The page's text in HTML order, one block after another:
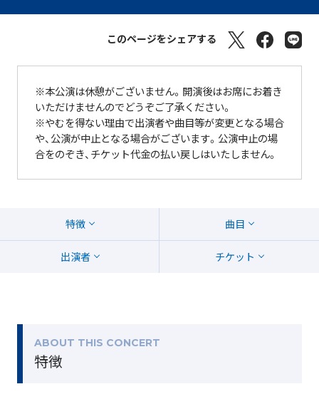
このページをシェアする
※本公演は休憩がございません。開演後はお席にお着き
いただけませんのでどうぞご了承ください。
※やむを得ない理由で出演者や曲目等が変更となる場合
や、公演が中止となる場合がございます。公演中止の場
合をのぞき、チケット代金の払い戻しはいたしません。
特徴 曲目
出演者 チケット
ABOUT THIS CONCERT
特徴